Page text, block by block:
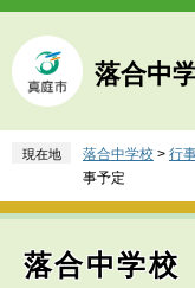
ペ
ジ
の
頭
。
メ
ュ
ー
飛
て
落合中
現在地 落合中学校 > 行
事予定
落合中学校